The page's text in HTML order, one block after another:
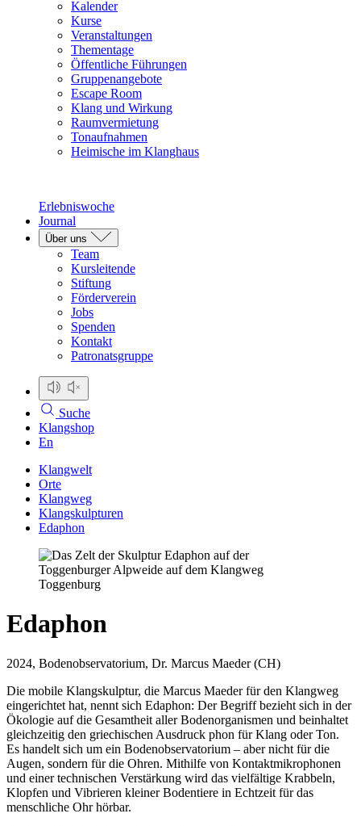
Kalender
Kurse
Veranstaltungen
Thementage
Öffentliche Führungen
Gruppenangebote
Escape Room
Klang und Wirkung
Raumvermietung
Tonaufnahmen
Heimische im Klanghaus
Erlebniswoche
Journal
Über uns
Team
Kursleitende
Stiftung
Förderverein
Jobs
Spenden
Kontakt
Patronatsgruppe
Suche
Klangshop
En
Klangwelt
Orte
Klangweg
Klangskulpturen
Edaphon
Edaphon
2024, Bodenobservatorium, Dr. Marcus Maeder (CH)
Die mobile Klangskulptur, die Marcus Maeder für den Klangweg
eingerichtet hat, nennt sich Edaphon: Der Begriff bezieht sich in der
Ökologie auf die Gesamtheit aller Bodenorganismen und beinhaltet
gleichzeitig den griechischen Ausdruck phon für Klang oder Ton.
Es handelt sich um ein Bodenobservatorium – aber nicht für die
Augen, sondern für die Ohren. Mithilfe von Kontaktmikrophonen
und einer technischen Verstärkung wird das vielfältige Krabbeln,
Klopfen und Vibrieren kleiner Bodentiere in Echtzeit für das
menschliche Ohr hörbar.